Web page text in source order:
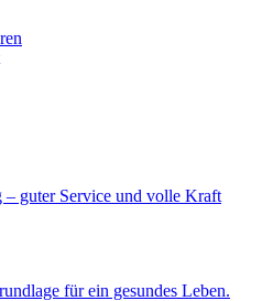
– guter Service und volle Kraft
für ein gesundes Leben.